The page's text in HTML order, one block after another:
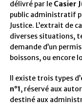
délivré par le Casier
public administratif
Justice. L’extrait de
diverses situations,
demande d’un
boissons, ou encore
Il existe trois types
n°1, réservé aux
destiné aux